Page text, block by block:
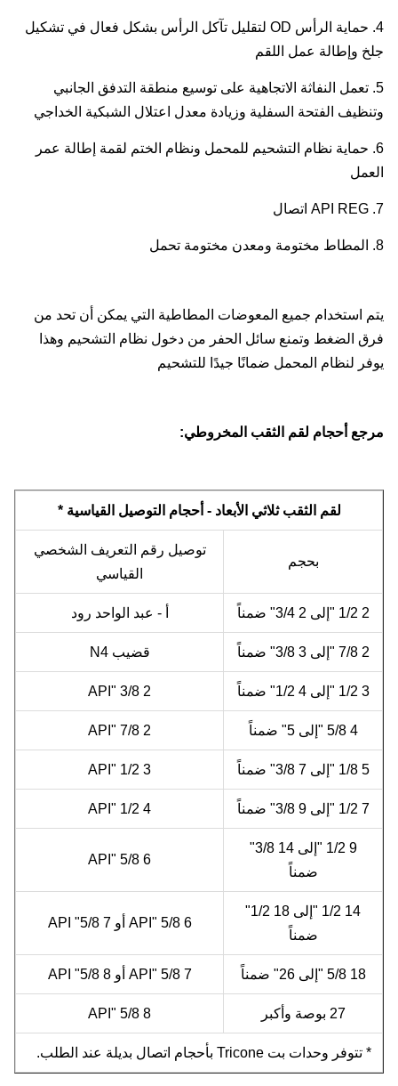
4. حماية الرأس OD لتقليل تآكل الرأس بشكل فعال في تشكيل
جلخ وإطالة عمل اللقم
5. تعمل النفاثة الاتجاهية على توسيع منطقة التدفق الجانبي
وتنظيف الفتحة السفلية وزيادة معدل اعتلال الشبكية الخداجي
6. حماية نظام التشحيم للمحمل ونظام الختم لقمة إطالة عمر
العمل
7. API REG اتصال
8. المطاط مختومة ومعدن مختومة تحمل
يتم استخدام جميع المعوضات المطاطية التي يمكن أن تحد من
فرق الضغط وتمنع سائل الحفر من دخول نظام التشحيم وهذا
يوفر لنظام المحمل ضمانًا جيدًا للتشحيم
مرجع أحجام لقم الثقب المخروطي:
لقم الثقب ثلاثي الأبعاد - أحجام التوصيل القياسية *
بحجم
توصيل رقم التعريف الشخصي
القياسي
2 1/2 "إلى 2 3/4" ضمناً أ - عبد الواحد رود
2 7/8 "إلى 3 3/8" ضمناً قضيب N4
3 1/2 "إلى 4 1/2" ضمناً 2 3/8 "API
4 5/8 "إلى 5" ضمناً 2 7/8 "API
5 1/8 "إلى 7 3/8" ضمناً 3 1/2 "API
7 1/2 "إلى 9 3/8" ضمناً 4 1/2 "API
9 1/2 "إلى 14 3/8"
ضمناً
6 5/8 "API
14 1/2 "إلى 18 1/2"
ضمناً
6 5/8 "API أو 7 5/8" API
18 5/8 "إلى 26" ضمناً 7 5/8 "API أو 8 5/8" API
27 بوصة وأكبر 8 5/8 "API
* تتوفر وحدات بت Tricone بأحجام اتصال بديلة عند الطلب.